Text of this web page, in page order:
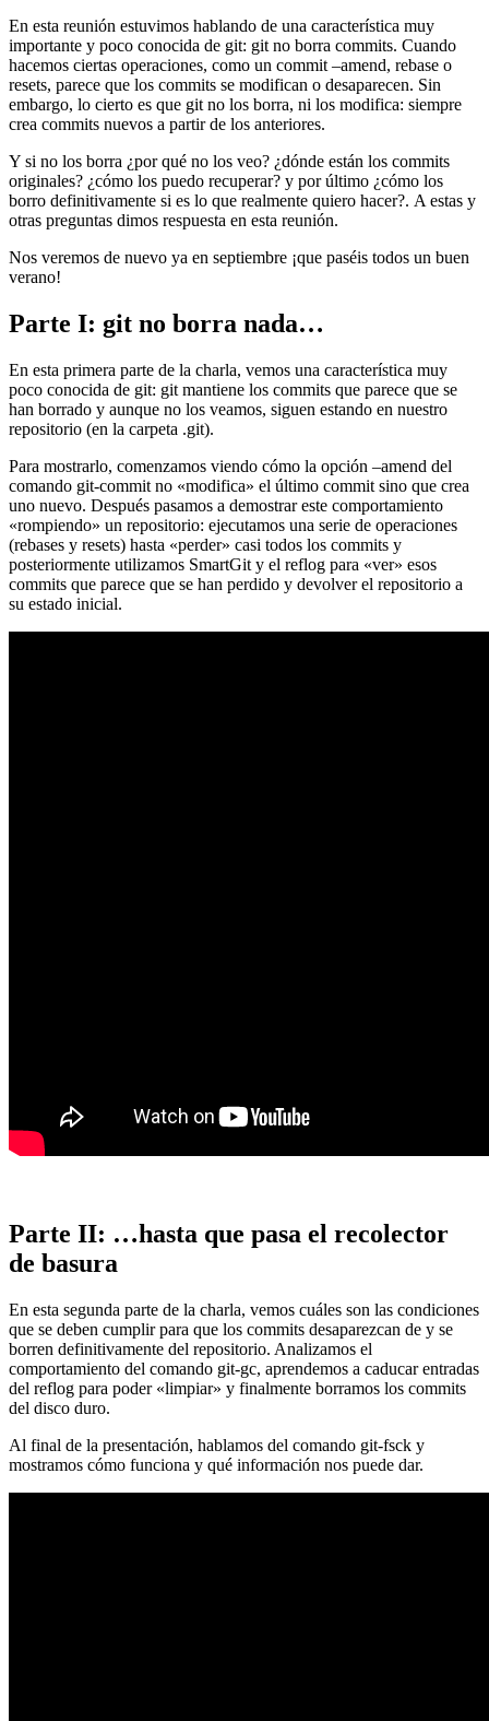
En esta reunión estuvimos hablando de una característica muy
importante y poco conocida de git: git no borra commits. Cuando
hacemos ciertas operaciones, como un commit –amend, rebase o
resets, parece que los commits se modifican o desaparecen. Sin
embargo, lo cierto es que git no los borra, ni los modifica: siempre
crea commits nuevos a partir de los anteriores.
Y si no los borra ¿por qué no los veo? ¿dónde están los commits
originales? ¿cómo los puedo recuperar? y por último ¿cómo los
borro definitivamente si es lo que realmente quiero hacer?. A estas y
otras preguntas dimos respuesta en esta reunión.
Nos veremos de nuevo ya en septiembre ¡que paséis todos un buen
verano!
Parte I: git no borra nada…
En esta primera parte de la charla, vemos una característica muy
poco conocida de git: git mantiene los commits que parece que se
han borrado y aunque no los veamos, siguen estando en nuestro
repositorio (en la carpeta .git).
Para mostrarlo, comenzamos viendo cómo la opción –amend del
comando git-commit no «modifica» el último commit sino que crea
uno nuevo. Después pasamos a demostrar este comportamiento
«rompiendo» un repositorio: ejecutamos una serie de operaciones
(rebases y resets) hasta «perder» casi todos los commits y
posteriormente utilizamos SmartGit y el reflog para «ver» esos
commits que parece que se han perdido y devolver el repositorio a
su estado inicial.
Parte II: …hasta que pasa el recolector
de basura
En esta segunda parte de la charla, vemos cuáles son las condiciones
que se deben cumplir para que los commits desaparezcan de y se
borren definitivamente del repositorio. Analizamos el
comportamiento del comando git-gc, aprendemos a caducar entradas
del reflog para poder «limpiar» y finalmente borramos los commits
del disco duro.
Al final de la presentación, hablamos del comando git-fsck y
mostramos cómo funciona y qué información nos puede dar.